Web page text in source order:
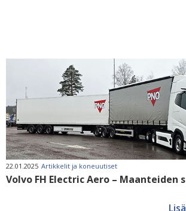
22.01.2025 Artikkelit ja koneuutiset
Volvo FH Electric Aero – Maanteiden